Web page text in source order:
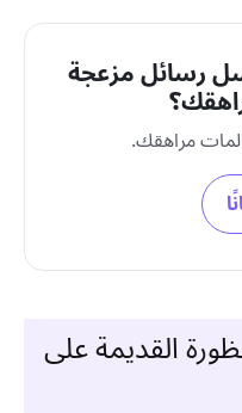
رسائل مزعجة
مراهقك.
القديمة على